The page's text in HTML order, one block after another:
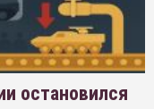
остановился